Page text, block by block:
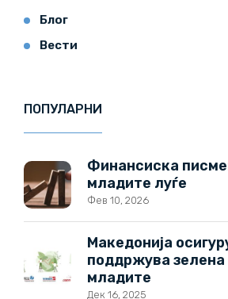
Блог
Вести
ПОПУЛАРНИ
Финансиска
младите луѓе
Фев 10, 2026
Македонија
поддржува зелена
младите
Дек 16, 2025